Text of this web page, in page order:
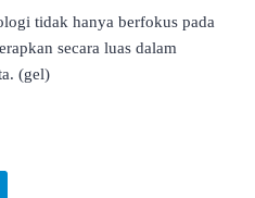
tidak hanya berfokus pada
secara luas dalam
(gel)